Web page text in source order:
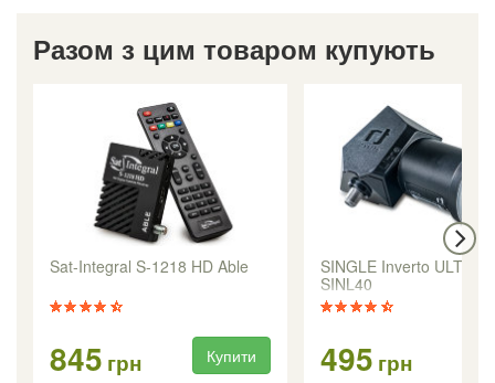
Разом з цим товаром купують
Sat-Integral S-1218 HD Able
845 грн Купити
SINGLE Inverto ULTRA
SINL40
495 грн